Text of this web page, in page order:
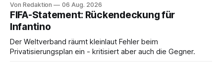
Von Redaktion 06 Aug. 2026
FIFA-Statement: Rückendeckung für
Infantino
Der Weltverband räumt kleinlaut Fehler beim
Privatisierungsplan ein - kritisiert aber auch die Gegner.